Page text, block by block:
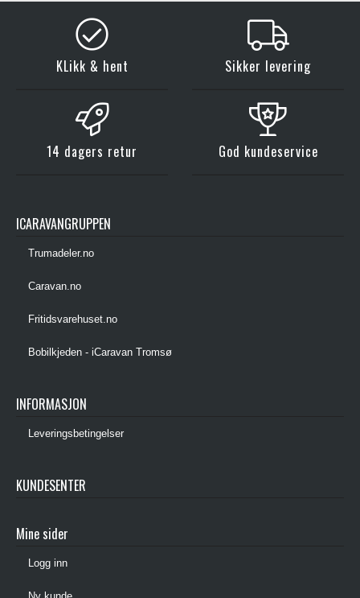
KLikk & hent Sikker levering
14 dagers retur God kundeservice
ICARAVANGRUPPEN
Trumadeler.no
Caravan.no
Fritidsvarehuset.no
Bobilkjeden - iCaravan Tromsø
INFORMASJON
Leveringsbetingelser
KUNDESENTER
Mine sider
Logg inn
Ny kunde